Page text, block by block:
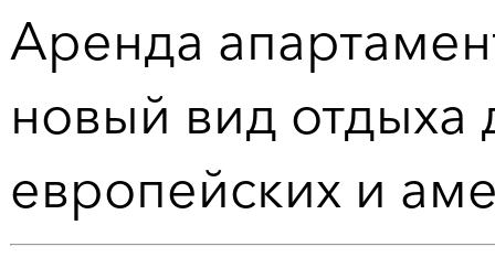
Аренда
новый вид отдыха
европейских и